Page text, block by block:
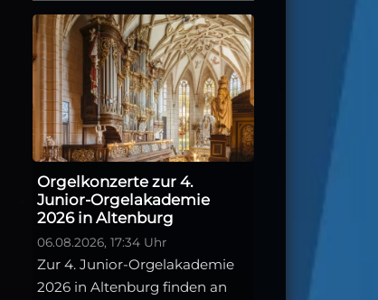
Orgelkonzerte zur 4.
Junior-Orgelakademie
2026 in Altenburg
06.08.2026, 17:34 Uhr
Zur 4. Junior-Orgelakademie
2026 in Altenburg finden an